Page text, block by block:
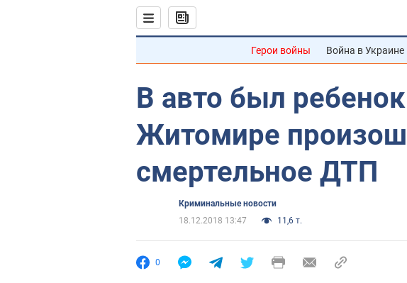
Герои войны Война в Украине
В авто был
Житомире
смертельное ДТП
Криминальные новости
18.12.2018 13:47
11,6 т.
0